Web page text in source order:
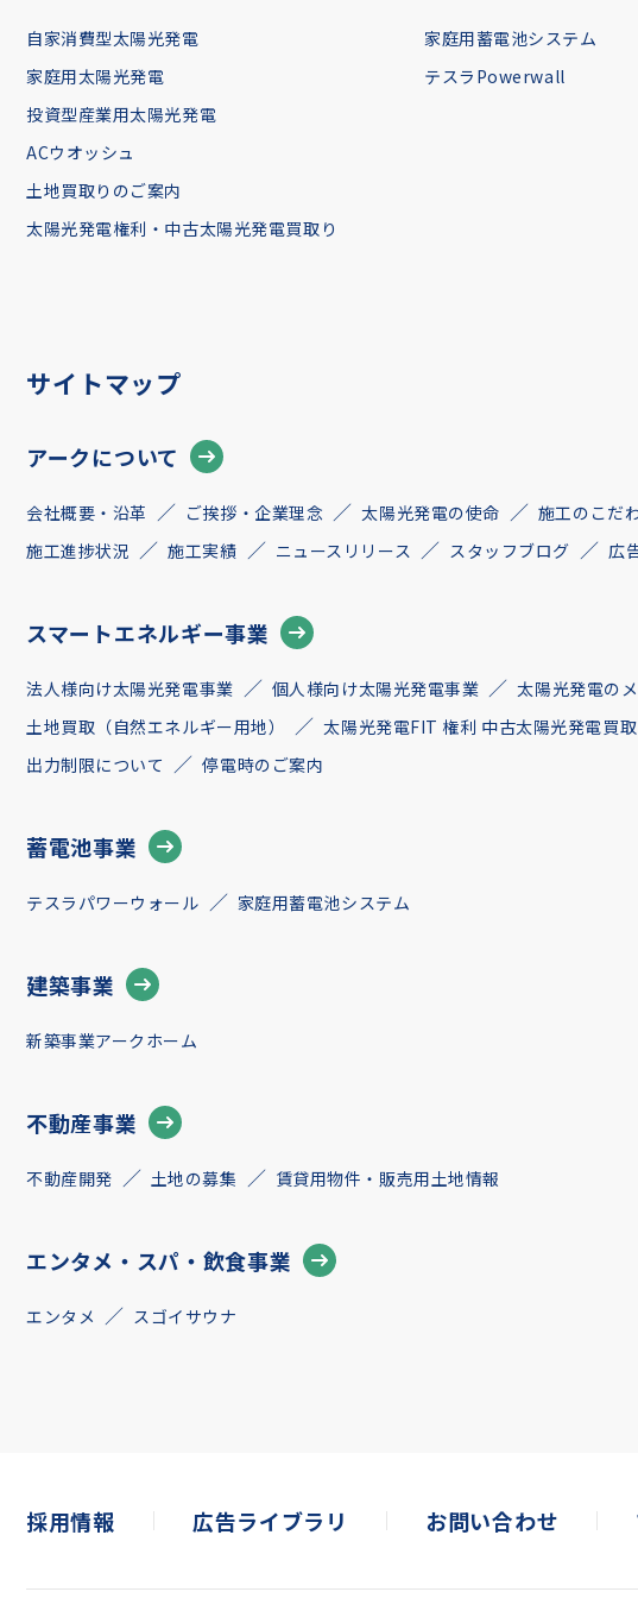
自家消費型太陽光発電
家庭用太陽光発電
投資型産業用太陽光発電
ACウオッシュ
土地買取りのご案内
太陽光発電権利・中古太陽光発電買取り
家庭用蓄電池システム
テスラPowerwall
サイトマップ
アークについて
会社概要・沿革 ご挨拶・企業理念 太陽光発電の使命 施工のこだ
施工進捗状況
施工実績 ニュースリリース スタッフブログ 広
スマートエネルギー事業
法人様向け太陽光発電事業 個人様向け太陽光発電事業 太陽光発電の
土地買取（自然エネルギー用地）
太陽光発電FIT 権利 中古太陽光発電買取
出力制限について
停電時のご案内
蓄電池事業
テスラパワーウォール 家庭用蓄電池システム
建築事業
新築事業アークホーム
不動産事業
不動産開発 土地の募集 賃貸用物件・販売用土地情報
エンタメ・スパ・飲食事業
エンタメ スゴイサウナ
採用情報 広告ライブラリ お問い合わせ